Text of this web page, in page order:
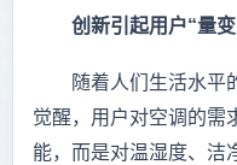
创新引起用户“量变
随着人们生活水平的
觉醒，用户对空调的需
能，而是对温湿度、洁